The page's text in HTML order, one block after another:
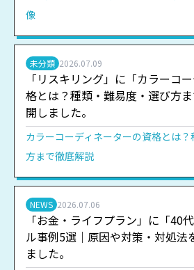
像
未分類 2026.07.09
「リスキリング」に「カラーコ
格とは？種類・難易度・選び方
開しました。
カラーコーディネーターの資格とは
方まで徹底解説
NEWS 2026.07.06
「お金・ライフプラン」に「40
ル事例5選｜原因や対策・対処法
ました。